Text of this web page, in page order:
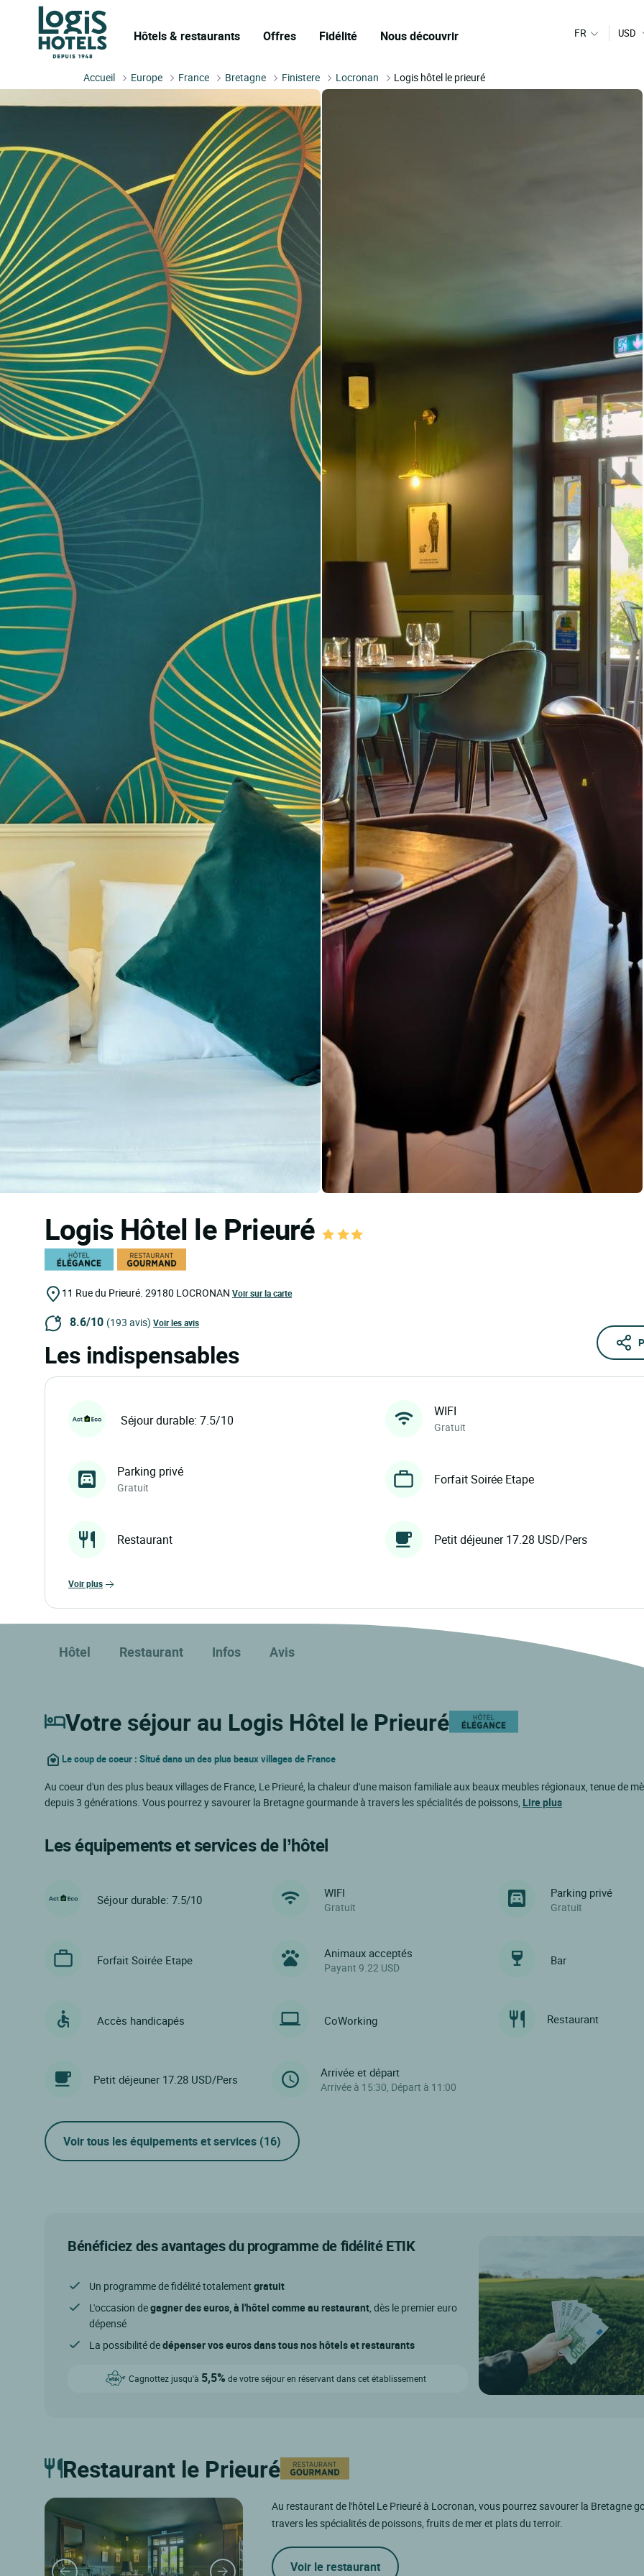
Hôtels & restaurants Offres Fidélité Nous découvrir FR USD
Accueil Europe France Bretagne Finistere Locronan Logis hôtel le prieuré
Logis Hôtel le Prieuré
11 Rue du Prieuré. 29180 LOCRONAN Voir sur la carte
8.6/10 (193 avis) Voir les avis
Les indispensables
Séjour durable: 7.5/10
WIFI
Gratuit
Parking privé
Gratuit
Forfait Soirée Etape
Restaurant Petit déjeuner 17.28 USD/Pers
voir plus
Hôtel Restaurant Infos Avis
Votre séjour au Logis Hôtel le Prieuré
Le coup de coeur : Situé dans un des plus beaux villages de France
Au coeur d'un des plus beaux villages de France, Le Prieuré, la chaleur d'une maison familiale aux beaux meubles régionaux, tenue de
depuis 3 générations. Vous pourrez y savourer la Bretagne gourmande à travers les spécialités de poissons, Lire plus
Les équipements et services de l’hôtel
Séjour durable: 7.5/10 WIFI
Gratuit
Parking privé
Gratuit
Forfait Soirée Etape Animaux acceptés
Payant 9.22 USD
Bar
Accès handicapés CoWorking Restaurant
Petit déjeuner 17.28 USD/Pers Arrivée et départ
Arrivée à 15:30, Départ à 11:00
Voir tous les équipements et services (16)
Bénéficiez des avantages du programme de fidélité ETIK
Un programme de fidélité totalement gratuit
L'occasion degagner des euros, à l'hôtel comme au restaurant , dès le premier euro
dépensé
La possibilité dedépenser vos euros dans tous nos hôtels et restaurants
Cagnottez jusqu'à 5,5% de votre séjour en réservant dans cet établissement
Restaurant le Prieuré
Au restaurant de l'hôtel Le Prieuré à Locronan, vous pourrez savourer la Bretagne
travers les spécialités de poissons, fruits de mer et plats du terroir.
Voir le restaurant